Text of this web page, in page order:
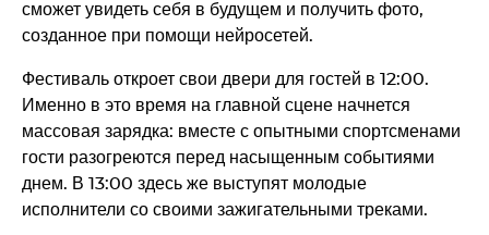
сможет увидеть себя в будущем и получить фото,
созданное при помощи нейросетей.
Фестиваль откроет свои двери для гостей в 12:00.
Именно в это время на главной сцене начнется
массовая зарядка: вместе с опытными спортсменами
гости разогреются перед насыщенным событиями
днем. В 13:00 здесь же выступят молодые
исполнители со своими зажигательными треками.